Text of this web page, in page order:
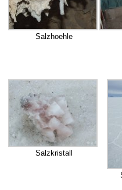
Salzhoehle
Salzkristall